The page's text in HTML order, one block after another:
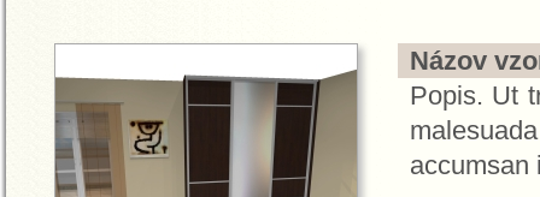
Názov
Popis. Ut
accumsan